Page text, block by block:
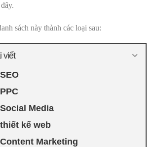
sách này thành các loại sau:
viết
Media
kế web
Marketing